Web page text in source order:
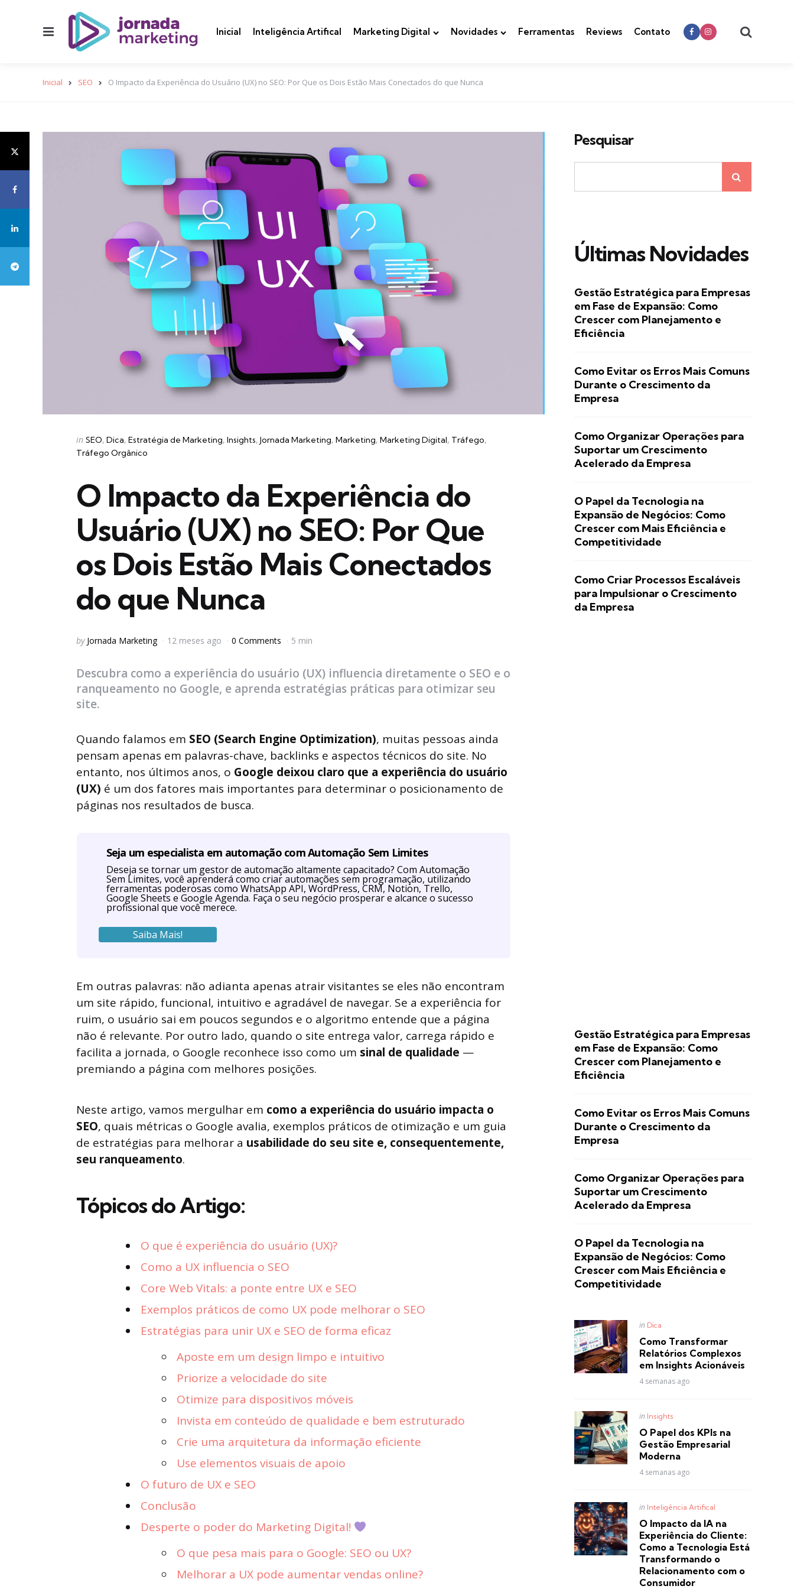
Inicial Inteligência Artifical Marketing Digital Novidades Ferramentas Reviews Contato
Inicial SEO O Impacto da Experiência do Usuário (UX) no SEO: Por Que os Dois Estão Mais Conectados do que Nunca
Categories
Posted
in
in SEO Dica Estratégia de Marketing Insights Jornada Marketing Marketing Marketing Digital Tráfego
Tráfego Orgânico
O Impacto da Experiência do
Usuário (UX) no SEO: Por Que
os Dois Estão Mais Conectados
do que Nunca
Posted
by Jornada Marketing 12 meses ago 0 Comments 5 min
Descubra como a experiência do usuário (UX) influencia diretamente o SEO e o
ranqueamento no Google, e aprenda estratégias práticas para otimizar seu
site.
Quando falamos em SEO (Search Engine Optimization), muitas pessoas ainda
pensam apenas em palavras-chave, backlinks e aspectos técnicos do site. No
entanto, nos últimos anos, o Google deixou claro que a experiência do usuário
(UX) é um dos fatores mais importantes para determinar o posicionamento de
páginas nos resultados de busca.
Seja um especialista em automação com Automação Sem Limites
Deseja se tornar um gestor de automação altamente capacitado? Com Automação
Sem Limites, você aprenderá como criar automações sem programação, utilizando
ferramentas poderosas como WhatsApp API, WordPress, CRM, Notion, Trello,
Google Sheets e Google Agenda. Faça o seu negócio prosperar e alcance o sucesso
profissional que você merece.
Saiba Mais!
Em outras palavras: não adianta apenas atrair visitantes se eles não encontram
um site rápido, funcional, intuitivo e agradável de navegar. Se a experiência for
ruim, o usuário sai em poucos segundos e o algoritmo entende que a página
não é relevante. Por outro lado, quando o site entrega valor, carrega rápido e
facilita a jornada, o Google reconhece isso como um sinal de qualidade —
premiando a página com melhores posições.
Neste artigo, vamos mergulhar em como a experiência do usuário impacta o
SEO, quais métricas o Google avalia, exemplos práticos de otimização e um guia
de estratégias para melhorar a usabilidade do seu site e, consequentemente,
seu ranqueamento.
Tópicos do Artigo:
O que é experiência do usuário (UX)?
Como a UX influencia o SEO
Core Web Vitals: a ponte entre UX e SEO
Exemplos práticos de como UX pode melhorar o SEO
Estratégias para unir UX e SEO de forma eficaz
Aposte em um design limpo e intuitivo
Priorize a velocidade do site
Otimize para dispositivos móveis
Invista em conteúdo de qualidade e bem estruturado
Crie uma arquitetura da informação eficiente
Use elementos visuais de apoio
O futuro de UX e SEO
Conclusão
Desperte o poder do Marketing Digital!
O que pesa mais para o Google: SEO ou UX?
Melhorar a UX pode aumentar vendas online?
Pesquisar
Últimas Novidades
Gestão Estratégica para Empresas
em Fase de Expansão: Como
Crescer com Planejamento e
Eficiência
Como Evitar os Erros Mais Comuns
Durante o Crescimento da
Empresa
Como Organizar Operações para
Suportar um Crescimento
Acelerado da Empresa
O Papel da Tecnologia na
Expansão de Negócios: Como
Crescer com Mais Eficiência e
Competitividade
Como Criar Processos Escaláveis
para Impulsionar o Crescimento
da Empresa
Gestão Estratégica para Empresas
em Fase de Expansão: Como
Crescer com Planejamento e
Eficiência
Como Evitar os Erros Mais Comuns
Durante o Crescimento da
Empresa
Como Organizar Operações para
Suportar um Crescimento
Acelerado da Empresa
O Papel da Tecnologia na
Expansão de Negócios: Como
Crescer com Mais Eficiência e
Competitividade
Posted
in Dica
Como Transformar
Relatórios Complexos
em Insights Acionáveis
4 semanas ago
Posted
in Insights
O Papel dos KPIs na
Gestão Empresarial
Moderna
4 semanas ago
Posted
in Inteligência Artifical
O Impacto da IA na
Experiência do Cliente:
Como a Tecnologia Está
Transformando o
Relacionamento com o
Consumidor